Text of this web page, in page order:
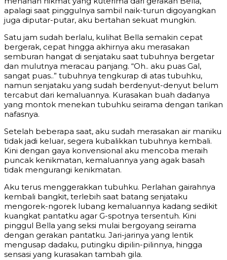
apalagi saat pinggulnya sambil naik-turun digoyangkan
juga diputar-putar, aku bertahan sekuat mungkin.
Satu jam sudah berlalu, kulihat Bella semakin cepat
bergerak, cepat hingga akhirnya aku merasakan
semburan hangat di senjataku saat tubuhnya bergetar
dan mulutnya meracau panjang. “Oh.. aku puas Gal,
sangat puas..” tubuhnya tengkurap di atas tubuhku,
namun senjataku yang sudah berdenyut-denyut belum
tercabut dari kemaluannya. Kurasakan buah dadanya
yang montok menekan tubuhku seirama dengan tarikan
nafasnya.
Setelah beberapa saat, aku sudah merasakan air maniku
tidak jadi keluar, segera kubalikkan tubuhnya kembali.
Kini dengan gaya konvensional aku mencoba meraih
puncak kenikmatan, kemaluannya yang agak basah
tidak mengurangi kenikmatan.
Aku terus menggerakkan tubuhku. Perlahan gairahnya
kembali bangkit, terlebih saat batang senjataku
mengorek-ngorek lubang kemaluannya kadang sedikit
kuangkat pantatku agar G-spotnya tersentuh. Kini
pinggul Bella yang seksi mulai bergoyang seirama
dengan gerakan pantatku. Jari-jarinya yang lentik
mengusap dadaku, putingku dipilin-pilinnya, hingga
sensasi yang kurasakan tambah gila.